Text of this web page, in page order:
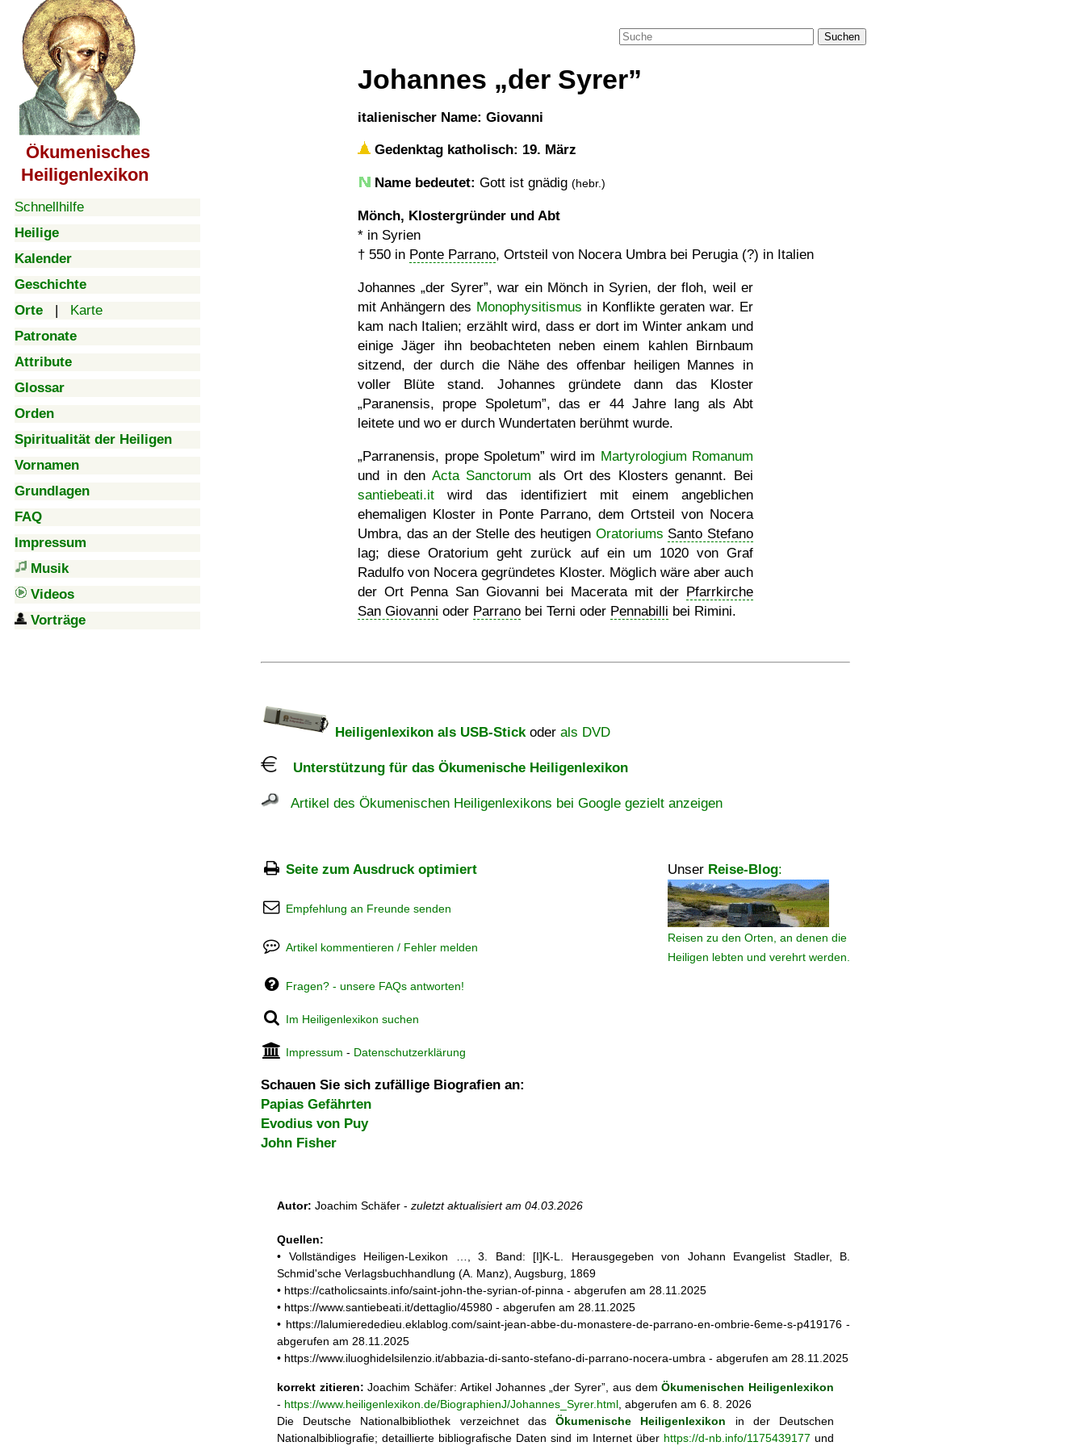
Ökumenisches
Heiligenlexikon
Schnellhilfe
Heilige
Kalender
Geschichte
Orte | Karte
Patronate
Attribute
Glossar
Orden
Spiritualität der Heiligen
Vornamen
Grundlagen
FAQ
Impressum
Musik
Videos
Vorträge
Suchen
Johannes der Syrer
italienischer Name: Giovanni
Gedenktag katholisch: 19. März
Name bedeutet: Gott ist gnädig (hebr.)
Mönch, Klostergründer und Abt
* in Syrien
† 550 in Ponte Parrano, Ortsteil von Nocera Umbra bei Perugia (?) in Italien
Johannes der Syrer , war ein Mönch in Syrien, der floh, weil er
mit Anhängern des Monophysitismus in Konflikte geraten war. Er
kam nach Italien; erzählt wird, dass er dort im Winter ankam und
einige Jäger ihn beobachteten neben einem kahlen Birnbaum
sitzend, der durch die Nähe des offenbar heiligen Mannes in
voller Blüte stand. Johannes gründete dann das Kloster
Paranensis, prope Spoletum , das er 44 Jahre lang als Abt
leitete und wo er durch Wundertaten berühmt wurde.
Parranensis, prope Spoletum wird im Martyrologium Romanum
und in den Acta Sanctorum als Ort des Klosters genannt. Bei
santiebeati.it wird das identifiziert mit einem angeblichen
ehemaligen Kloster in Ponte Parrano, dem Ortsteil von Nocera
Umbra, das an der Stelle des heutigen Oratoriums Santo Stefano
lag; diese Oratorium geht zurück auf ein um 1020 von Graf
Radulfo von Nocera gegründetes Kloster. Möglich wäre aber auch
der Ort Penna San Giovanni bei Macerata mit der Pfarrkirche
San Giovanni oder Parrano bei Terni oder Pennabilli bei Rimini.
Heiligenlexikon als USB-Stickoder als DVD
Unterstützung für das Ökumenische Heiligenlexikon
Artikel des Ökumenischen Heiligenlexikons bei Google gezielt anzeigen
Seite zum Ausdruck optimiert Unser Reise-Blog:
Reisen zu den Orten, an denen die
Heiligen lebten und verehrt werden.
Empfehlung an Freunde senden
Artikel kommentieren / Fehler melden
Fragen? - unsere FAQs antworten!
Im Heiligenlexikon suchen
Impressum - Datenschutzerklärung
Schauen Sie sich zufällige Biografien an:
Papias Gefährten
Evodius von Puy
John Fisher
Autor: Joachim Schäfer - zuletzt aktualisiert am 04.03.2026
Quellen:
• Vollständiges Heiligen-Lexikon …, 3. Band: [I]K-L. Herausgegeben von Johann Evangelist Stadler, B.
Schmid'sche Verlagsbuchhandlung (A. Manz), Augsburg, 1869
• https://catholicsaints.info/saint-john-the-syrian-of-pinna - abgerufen am 28.11.2025
• https://www.santiebeati.it/dettaglio/45980 - abgerufen am 28.11.2025
• https://lalumierededieu.eklablog.com/saint-jean-abbe-du-monastere-de-parrano-en-ombrie-6eme-s-p419176 -
abgerufen am 28.11.2025
• https://www.iluoghidelsilenzio.it/abbazia-di-santo-stefano-di-parrano-nocera-umbra - abgerufen am 28.11.2025
korrekt zitieren: Joachim Schäfer: Artikel Johannes „der Syrer”, aus demÖkumenischen Heiligenlexikon
- https://www.heiligenlexikon.de/BiographienJ/Johannes_Syrer.html , abgerufen am 6. 8. 2026
Die Deutsche Nationalbibliothek verzeichnet dasÖkumenische Heiligenlexikon in der Deutschen
Nationalbibliografie; detaillierte bibliografische Daten sind im Internet über https://d-nb.info/1175439177 und